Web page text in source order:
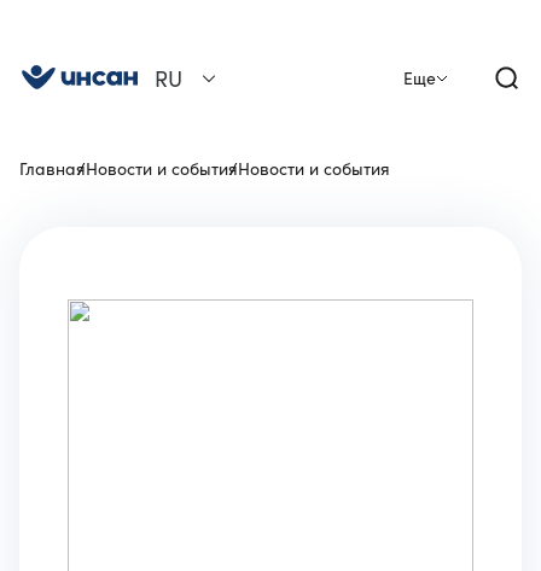
Еще
RU
ГлавнаяНовости и событияНовости и события